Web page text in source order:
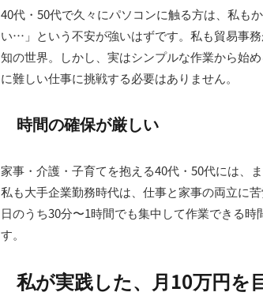
40代・50代で久々にパソコンに触る方は、私も
い…」という不安が強いはずです。私も貿易事
知の世界。しかし、実はシンプルな作業から始
に難しい仕事に挑戦する必要はありません。
時間の確保が厳しい
家事・介護・子育てを抱える40代・50代には、
私も大手企業勤務時代は、仕事と家事の両立に
日のうち30分〜1時間でも集中して作業できる
す。
私が実践した、月10万円を